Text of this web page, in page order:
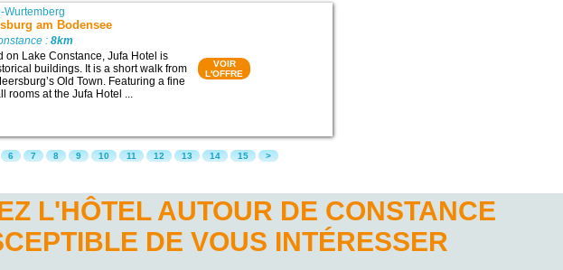
Wurtemberg
am Bodensee
:8km
on Lake Constance, Jufa Hotel is
buildings. It is a short walk from
Old Town. Featuring a fine
rooms at the Jufa Hotel ...
VOIR
L'OFFRE
6 7 8 9 10 11 12 13 14 15 >
L'HÔTEL AUTOUR DE CONSTANCE
DE VOUS INTÉRESSER